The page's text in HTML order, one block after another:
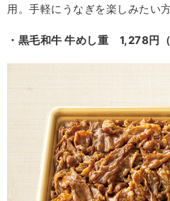
用。手軽にうなぎを楽しみたい
・黒毛和牛 牛めし重 1,278円